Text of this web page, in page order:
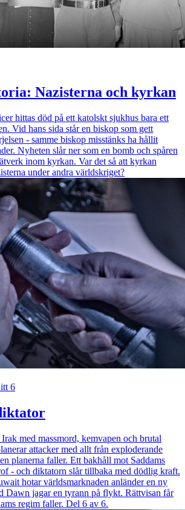
Nazisterna och kyrkan
hittas död på ett katolskt sjukhus bara ett
Vid hans sida står en biskop som gett
- samme biskop misstänks ha hållit
Nyheten slår ner som en bomb och spåren
inom kyrkan. Var det så att kyrkan
under andra världskriget?
6
med massmord, kemvapen och brutal
attacker med allt från exploderande
planerna faller. Ett bakhåll mot Saddams
- och diktatorn slår tillbaka med dödlig kraft.
hotar världsmarknaden anländer en ny
Dawn jagar en tyrann på flykt. Rättvisan får
regim faller. Del 6 av 6.